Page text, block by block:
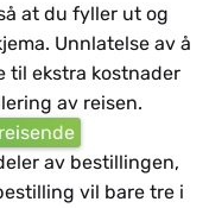
at du fyller ut og
Unnlatelse av å
til ekstra kostnader
av reisen.
av bestillingen,
vil bare tre i